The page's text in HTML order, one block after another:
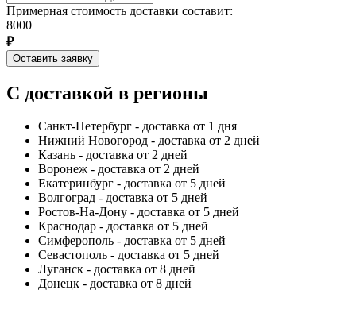
Примерная стоимость доставки составит:
8000
₽
Оставить заявку
С доставкой в регионы
Санкт-Петербург - доставка от 1 дня
Нижний Новогород - доставка от 2 дней
Казань - доставка от 2 дней
Воронеж - доставка от 2 дней
Екатеринбург - доставка от 5 дней
Волгоград - доставка от 5 дней
Ростов-На-Дону - доставка от 5 дней
Краснодар - доставка от 5 дней
Симферополь - доставка от 5 дней
Севастополь - доставка от 5 дней
Луганск - доставка от 8 дней
Донецк - доставка от 8 дней